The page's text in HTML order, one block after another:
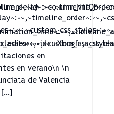
en
en verano\n \n
de Valencia
[…]